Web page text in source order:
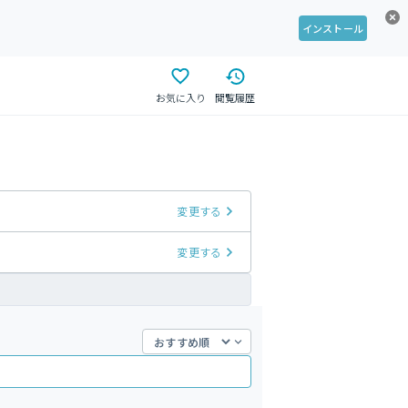
インストール
お気に入り 閲覧履歴
変更する
変更する